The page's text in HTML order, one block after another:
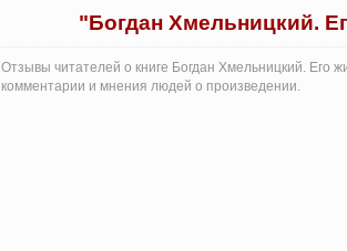
"Богдан Хмельницкий.
Отзывы читателей о книге Богдан Хмельницкий. Его
комментарии и мнения людей о произведении.